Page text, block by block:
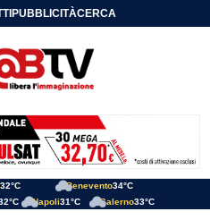
PUBBLICITÀCERCA
32°C Benevento34°C
Napoli31°C Salerno33°C